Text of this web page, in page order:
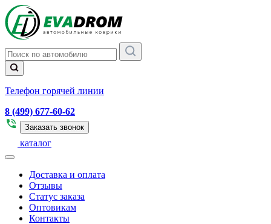
Телефон горячей линии
8 (499) 677-60-62
Заказать звонок
каталог
Доставка и оплата
Отзывы
Статус заказа
Оптовикам
Контакты